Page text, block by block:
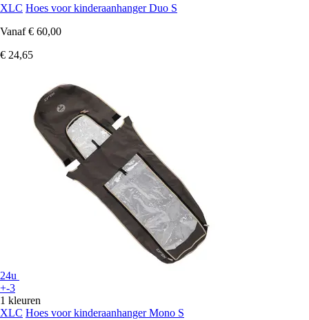
XLC Hoes voor kinderaanhanger Duo S
Vanaf € 60,00
€ 24,65
24u
+-3
1 kleuren
XLC Hoes voor kinderaanhanger Mono S